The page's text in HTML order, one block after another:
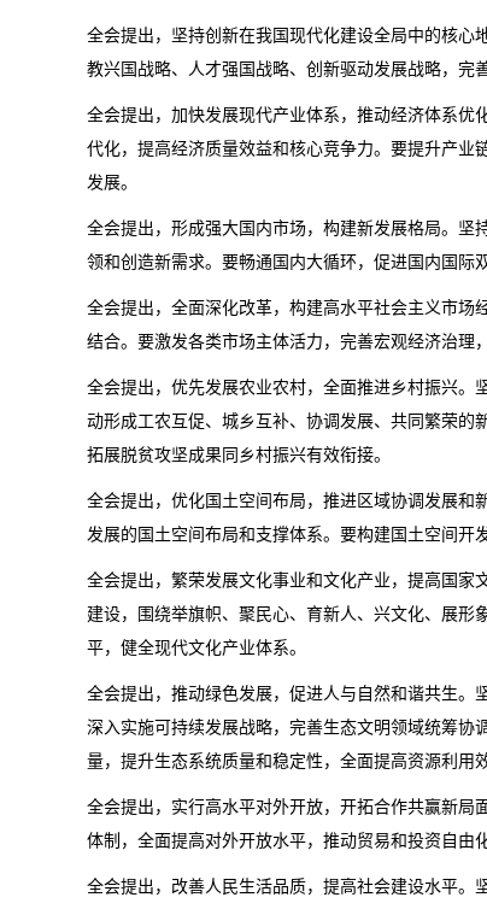
全会提出，坚持创新在我国现代化建设全局中的核
教兴国战略、人才强国战略、创新驱动发展战略，完
全会提出，加快发展现代产业体系，推动经济体系
代化，提高经济质量效益和核心竞争力。要提升产
发展。
全会提出，形成强大国内市场，构建新发展格局。坚
领和创造新需求。要畅通国内大循环，促进国内国际
全会提出，全面深化改革，构建高水平社会主义市
结合。要激发各类市场主体活力，完善宏观经济治理
全会提出，优先发展农业农村，全面推进乡村振兴。
动形成工农互促、城乡互补、协调发展、共同繁荣的
拓展脱贫攻坚成果同乡村振兴有效衔接。
全会提出，优化国土空间布局，推进区域协调发展
发展的国土空间布局和支撑体系。要构建国土空间开
全会提出，繁荣发展文化事业和文化产业，提高国家
建设，围绕举旗帜、聚民心、育新人、兴文化、展
平，健全现代文化产业体系。
全会提出，推动绿色发展，促进人与自然和谐共生。
深入实施可持续发展战略，完善生态文明领域统筹
量，提升生态系统质量和稳定性，全面提高资源利用效
全会提出，实行高水平对外开放，开拓合作共赢新
体制，全面提高对外开放水平，推动贸易和投资自由
全会提出，改善人民生活品质，提高社会建设水平